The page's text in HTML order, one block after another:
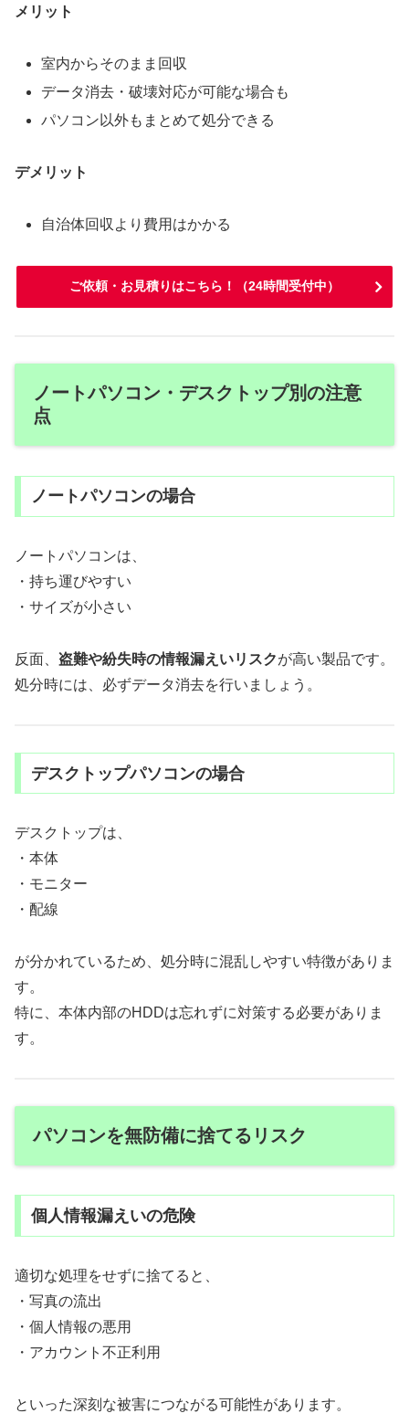
メリット
室内からそのまま回収
データ消去・破壊対応が可能な場合も
パソコン以外もまとめて処分できる
デメリット
自治体回収より費用はかかる
ご依頼・お見積りはこちら！（24時間受付中）
ノートパソコン・デスクトップ別の注意
点
ノートパソコンの場合
ノートパソコンは、
・持ち運びやすい
・サイズが小さい
反面、 盗難や紛失時の情報漏えいリスクが高い製品です。
処分時には、必ずデータ消去を行いましょう。
デスクトップパソコンの場合
デスクトップは、
・本体
・モニター
・配線
が分かれているため、処分時に混乱しやすい特徴がありま
す。
特に、本体内部のHDDは忘れずに対策する必要がありま
す。
パソコンを無防備に捨てるリスク
個人情報漏えいの危険
適切な処理をせずに捨てると、
・写真の流出
・個人情報の悪用
・アカウント不正利用
といった深刻な被害につながる可能性があります。